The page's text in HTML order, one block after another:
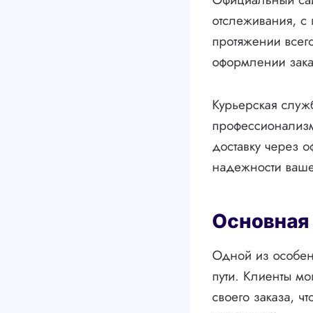
отслеживания,
протяжении
оформлении
Курьерская
доставку через
надежности
Одной из
пути. Клиенты
своего заказа,